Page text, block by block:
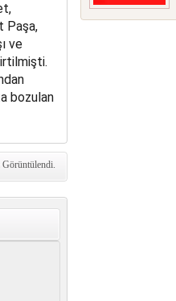
Paşa,
ve
bozulan